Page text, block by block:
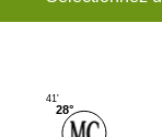
28°
41'